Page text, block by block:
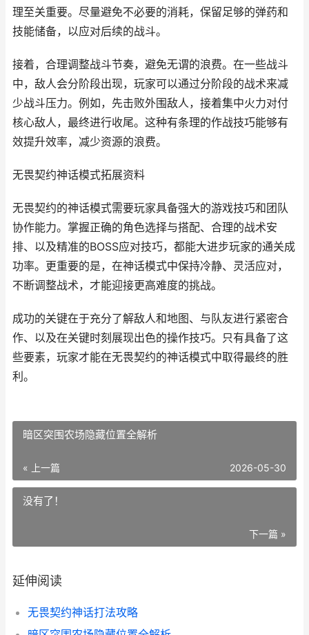
理至关重要。尽量避免不必要的消耗，保留足够的弹药和
技能储备，以应对后续的战斗。
接着，合理调整战斗节奏，避免无谓的浪费。在一些战斗
中，敌人会分阶段出现，玩家可以通过分阶段的战术来减
少战斗压力。例如，先击败外围敌人，接着集中火力对付
核心敌人，最终进行收尾。这种有条理的作战技巧能够有
效提升效率，减少资源的浪费。
无畏契约神话模式拓展资料
无畏契约的神话模式需要玩家具备强大的游戏技巧和团队
协作能力。掌握正确的角色选择与搭配、合理的战术安
排、以及精准的BOSS应对技巧，都能大进步玩家的通关成
功率。更重要的是，在神话模式中保持冷静、灵活应对，
不断调整战术，才能迎接更高难度的挑战。
成功的关键在于充分了解敌人和地图、与队友进行紧密合
作、以及在关键时刻展现出色的操作技巧。只有具备了这
些要素，玩家才能在无畏契约的神话模式中取得最终的胜
利。
暗区突围农场隐藏位置全解析
« 上一篇 2026-05-30
没有了！
下一篇 »
延伸阅读
无畏契约神话打法攻略